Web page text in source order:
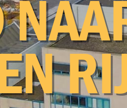
Wegenbouw
Grondverzet
Baggerwerk
Engineering